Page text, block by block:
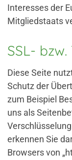
Interesses der
Mitgliedstaats
SSL-
Diese Seite
Schutz der
zum Beispiel
uns als
erkennen Sie
Browsers von